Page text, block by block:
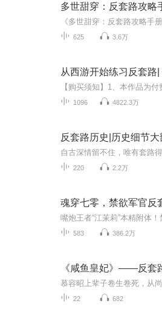
多世甜穿：反套路攻略
625 3.6万
1096 4822.3万
反套路历史|历史细节大
220 2.2万
魂穿七零，禁欲军官反
583 386.2万
《咸鱼皇妃》——反套
22 682